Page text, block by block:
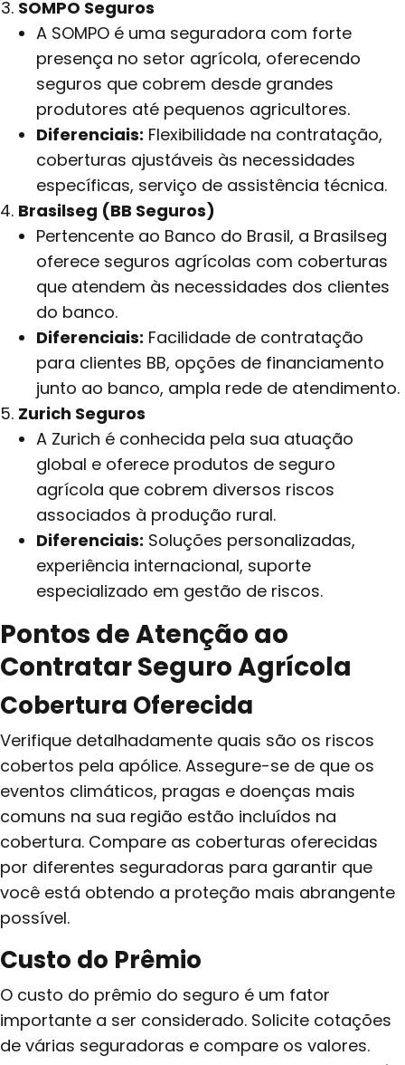
SOMPO Seguros
A SOMPO é uma seguradora com forte
presença no setor agrícola, oferecendo
seguros que cobrem desde grandes
produtores até pequenos agricultores.
Diferenciais: Flexibilidade na contratação,
coberturas ajustáveis às necessidades
específicas, serviço de assistência técnica.
Brasilseg (BB Seguros)
Pertencente ao Banco do Brasil, a Brasilseg
oferece seguros agrícolas com coberturas
que atendem às necessidades dos clientes
do banco.
Diferenciais: Facilidade de contratação
para clientes BB, opções de financiamento
junto ao banco, ampla rede de atendimento.
Zurich Seguros
A Zurich é conhecida pela sua atuação
global e oferece produtos de seguro
agrícola que cobrem diversos riscos
associados à produção rural.
Diferenciais: Soluções personalizadas,
experiência internacional, suporte
especializado em gestão de riscos.
Pontos de Atenção ao
Contratar Seguro Agrícola
Cobertura Oferecida
Verifique detalhadamente quais são os riscos
cobertos pela apólice. Assegure-se de que os
eventos climáticos, pragas e doenças mais
comuns na sua região estão incluídos na
cobertura. Compare as coberturas oferecidas
por diferentes seguradoras para garantir que
você está obtendo a proteção mais abrangente
possível.
Custo do Prêmio
O custo do prêmio do seguro é um fator
importante a ser considerado. Solicite cotações
de várias seguradoras e compare os valores.